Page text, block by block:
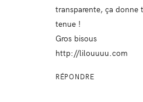
transparente, ça donne
tenue !
Gros bisous
http://lilouuuu.com
RÉPONDRE